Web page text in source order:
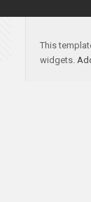
This
widgets.